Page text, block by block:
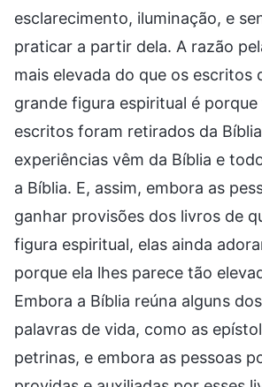
esclarecimento, iluminação, e
praticar a partir dela. A razão
mais elevada do que os escritos
grande figura espiritual é
escritos foram retirados da
experiências vêm da Bíblia e
a Bíblia. E, assim, embora as
ganhar provisões dos livros de
figura espiritual, elas ainda
porque ela lhes parece tão
Embora a Bíblia reúna alguns
palavras de vida, como as
petrinas, e embora as pessoas